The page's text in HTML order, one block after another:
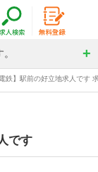
電鉄】駅前の好立地求人です
です